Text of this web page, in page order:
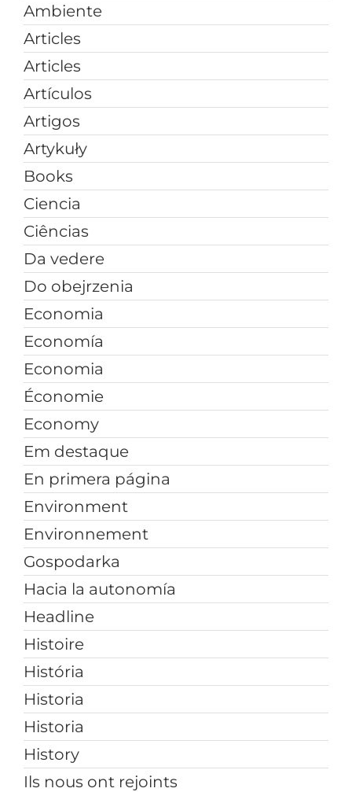
Ambiente
Articles
Articles
Artículos
Artigos
Artykuły
Books
Ciencia
Ciências
Da vedere
Do obejrzenia
Economia
Economía
Economia
Économie
Economy
Em destaque
En primera página
Environment
Environnement
Gospodarka
Hacia la autonomía
Headline
Histoire
História
Historia
Historia
History
Ils nous ont rejoints